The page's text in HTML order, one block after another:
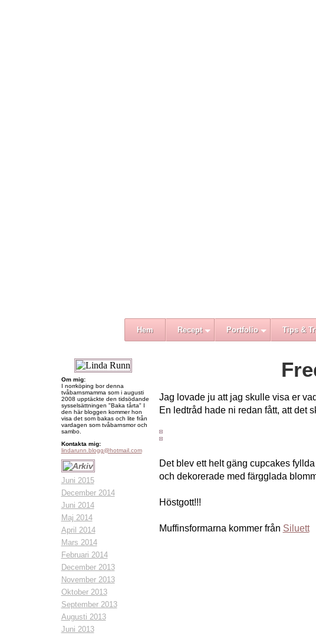
Hem Recept Portfolio Tips &
Om mig:
I norrköping bor denna
tvåbarnsmamma som i augusti
2008 upptäckte den tidsödande
sysselsättningen "Baka tårta" I
den här bloggen kommer hon
visa det som bakas och lite från
vardagen som tvåbarnsmor och
sambo.
Kontakta mig:
lindarunn.blogg@hotmail.com
Juni 2015
December 2014
Juni 2014
Maj 2014
April 2014
Mars 2014
Februari 2014
December 2013
November 2013
Oktober 2013
September 2013
Augusti 2013
Juni 2013
Jag lovade ju att jag skulle visa er
En ledtråd hade ni redan fått, att det
Det blev ett helt gäng cupcakes
och dekorerade med färgglada
Höstgott!!!
Muffinsformarna kommer från Siluett